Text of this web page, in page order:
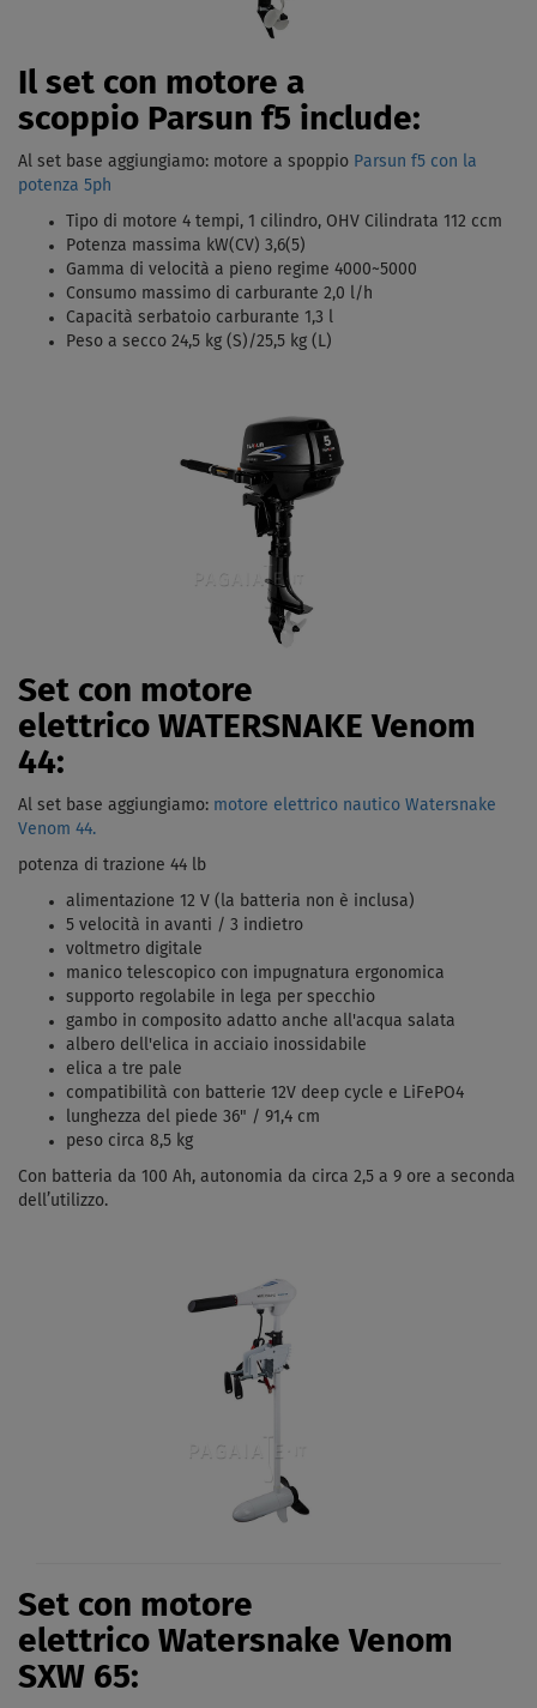
Il set con motore a
scoppio Parsun f5 include:
Al set base aggiungiamo: motore a spoppio Parsun f5 con la
potenza 5ph
Tipo di motore 4 tempi, 1 cilindro, OHV Cilindrata 112 ccm
Potenza massima kW(CV) 3,6(5)
Gamma di velocità a pieno regime 4000~5000
Consumo massimo di carburante 2,0 l/h
Capacità serbatoio carburante 1,3 l
Peso a secco 24,5 kg (S)/25,5 kg (L)
Set con motore
elettrico WATERSNAKE Venom
44:
Al set base aggiungiamo: motore elettrico nautico Watersnake
Venom 44.
potenza di trazione 44 lb
alimentazione 12 V (la batteria non è inclusa)
5 velocità in avanti / 3 indietro
voltmetro digitale
manico telescopico con impugnatura ergonomica
supporto regolabile in lega per specchio
gambo in composito adatto anche all'acqua salata
albero dell'elica in acciaio inossidabile
elica a tre pale
compatibilità con batterie 12V deep cycle e LiFePO4
lunghezza del piede 36" / 91,4 cm
peso circa 8,5 kg
Con batteria da 100 Ah, autonomia da circa 2,5 a 9 ore a seconda
dell’utilizzo.
Set con motore
elettrico Watersnake Venom
SXW 65: